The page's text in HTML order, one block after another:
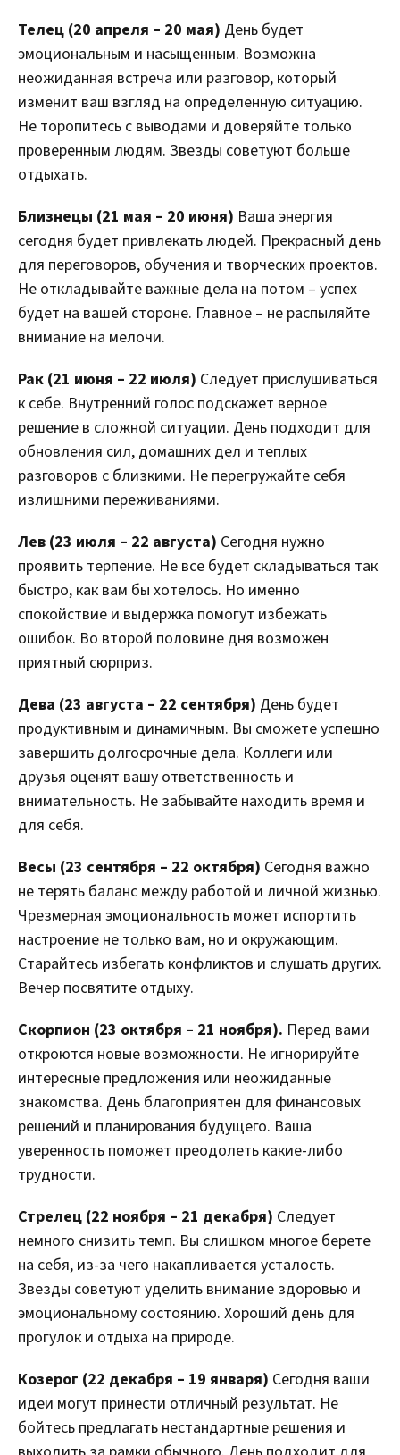
Телец (20 апреля – 20 мая) День будет
эмоциональным и насыщенным. Возможна
неожиданная встреча или разговор, который
изменит ваш взгляд на определенную ситуацию.
Не торопитесь с выводами и доверяйте только
проверенным людям. Звезды советуют больше
отдыхать.
Близнецы (21 мая – 20 июня) Ваша энергия
сегодня будет привлекать людей. Прекрасный день
для переговоров, обучения и творческих проектов.
Не откладывайте важные дела на потом – успех
будет на вашей стороне. Главное – не распыляйте
внимание на мелочи.
Рак (21 июня – 22 июля) Следует прислушиваться
к себе. Внутренний голос подскажет верное
решение в сложной ситуации. День подходит для
обновления сил, домашних дел и теплых
разговоров с близкими. Не перегружайте себя
излишними переживаниями.
Лев (23 июля – 22 августа) Сегодня нужно
проявить терпение. Не все будет складываться так
быстро, как вам бы хотелось. Но именно
спокойствие и выдержка помогут избежать
ошибок. Во второй половине дня возможен
приятный сюрприз.
Дева (23 августа – 22 сентября) День будет
продуктивным и динамичным. Вы сможете успешно
завершить долгосрочные дела. Коллеги или
друзья оценят вашу ответственность и
внимательность. Не забывайте находить время и
для себя.
Весы (23 сентября – 22 октября) Сегодня важно
не терять баланс между работой и личной жизнью.
Чрезмерная эмоциональность может испортить
настроение не только вам, но и окружающим.
Старайтесь избегать конфликтов и слушать других.
Вечер посвятите отдыху.
Скорпион (23 октября – 21 ноября). Перед вами
откроются новые возможности. Не игнорируйте
интересные предложения или неожиданные
знакомства. День благоприятен для финансовых
решений и планирования будущего. Ваша
уверенность поможет преодолеть какие-либо
трудности.
Стрелец (22 ноября – 21 декабря) Следует
немного снизить темп. Вы слишком многое берете
на себя, из-за чего накапливается усталость.
Звезды советуют уделить внимание здоровью и
эмоциональному состоянию. Хороший день для
прогулок и отдыха на природе.
Козерог (22 декабря – 19 января) Сегодня ваши
идеи могут принести отличный результат. Не
бойтесь предлагать нестандартные решения и